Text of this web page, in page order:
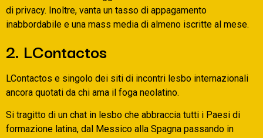
di privacy. Inoltre, vanta un tasso di appagamento
inabbordabile e una mass media di almeno iscritte al mese.
2. LContactos
LContactos e singolo dei siti di incontri lesbo internazionali
ancora quotati da chi ama il foga neolatino.
Si tragitto di un chat in lesbo che abbraccia tutti i Paesi di
formazione latina, dal Messico alla Spagna passando in